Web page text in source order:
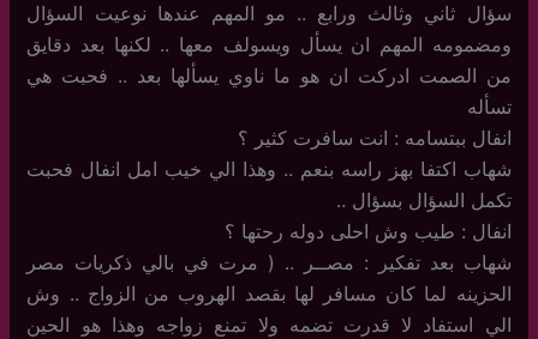
سؤال ثاني وثالث ورابع .. مو المهم عندها نوعيت السؤال
ومضمومه المهم ان يسأل ويسولف معها .. لكنها بعد دقايق
من الصمت ادركت ان هو ما ناوي يسألها بعد .. فحبت هي
تسأله
انفال ببتسامه : انت سافرت كثير ؟
شهاب اكتفا بهز راسه بنعم .. وهذا الي خيب امل انفال فحبت
تكمل السؤال بسؤال ..
انفال : طيب وش احلى دوله رحتها ؟
شهاب بعد تفكير : مصــر .. ( مرت في بالي ذكريات مصر
الحزينه لما كان مسافر لها بقصد الهروب من الزواج .. وش
الي استفاد لا قدرت تضمه ولا تمنع زواجه وهذا هو الحين